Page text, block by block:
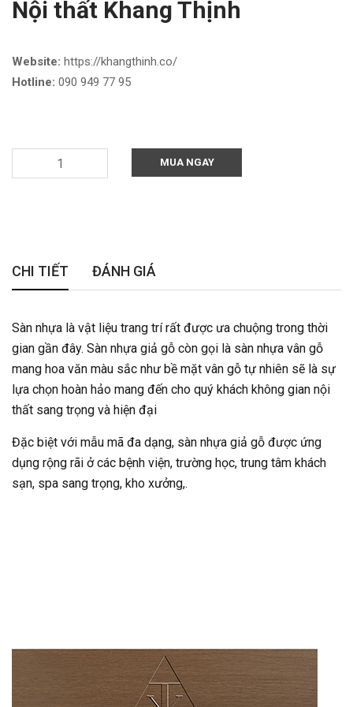
Nội thất Khang Thịnh
Website: https://khangthinh.co/
Hotline: 090 949 77 95
MUA NGAY
CHI TIẾT ĐÁNH GIÁ
Sàn nhựa là vật liệu trang trí rất được ưa chuộng trong thời
gian gần đây. Sàn nhựa giả gỗ còn gọi là sàn nhựa vân gỗ
mang hoa văn màu sắc như bề mặt vân gỗ tự nhiên sẽ là sự
lựa chọn hoàn hảo mang đến cho quý khách không gian nội
thất sang trọng và hiện đại
Đặc biệt với mẫu mã đa dạng, sàn nhựa giả gỗ được ứng
dụng rộng rãi ở các bệnh viện, trường học, trung tâm khách
sạn, spa sang trọng, kho xưởng,.